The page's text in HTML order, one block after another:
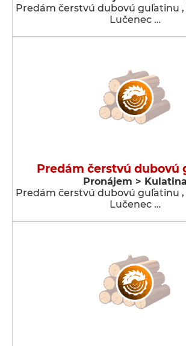
Predám čerstvú dubovú guľatinu ,
Lučenec …
Predám čerstvú dubovú
Pronájem > Kulatina
Predám čerstvú dubovú guľatinu ,
Lučenec …